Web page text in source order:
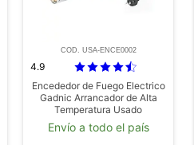
COD. USA-ENCE0002
4.9
Encededor de Fuego Electrico
Gadnic Arrancador de Alta
Temperatura Usado
Envío a todo el país